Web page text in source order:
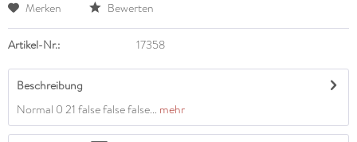
Merken Bewerten
Artikel-Nr.: 17358
Beschreibung
Normal 0 21 false false false... mehr